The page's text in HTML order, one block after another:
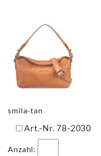
smila-tan
Art.-Nr. 78-2030
Anzahl: